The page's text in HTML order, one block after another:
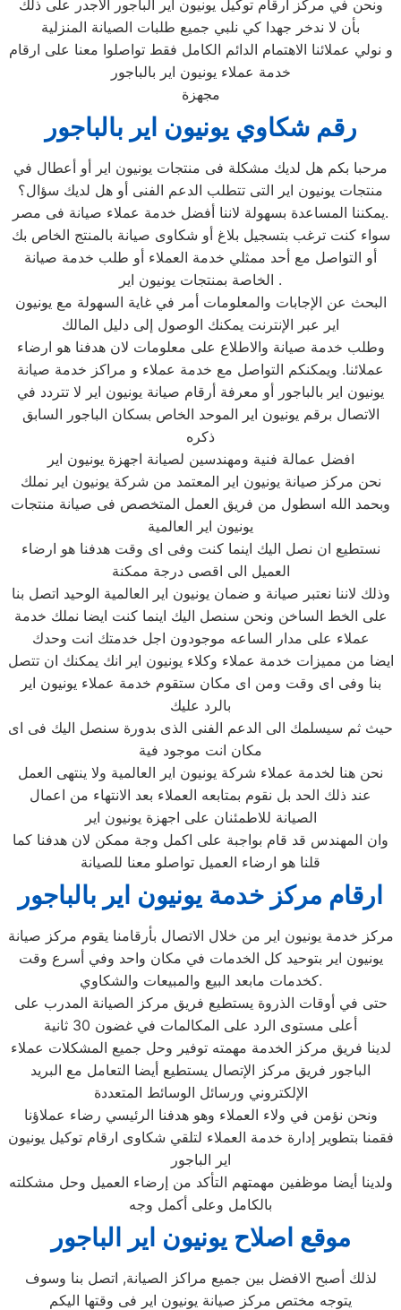
ونحن في مركز ارقام توكيل يونيون اير الباجور الاجدر على ذلك
بأن لا ندخر جهدا كي نلبي جميع طلبات الصيانة المنزلية
و نولي عملائنا الاهتمام الدائم الكامل فقط تواصلوا معنا على ارقام
خدمة عملاء يونيون اير بالباجور
مجهزة
رقم شكاوي يونيون اير بالباجور
مرحبا بكم هل لديك مشكلة فى منتجات يونيون اير أو أعطال في
منتجات يونيون اير التى تتطلب الدعم الفنى أو هل لديك سؤال؟
يمكننا المساعدة بسهولة لاننا أفضل خدمة عملاء صيانة فى مصر.
سواء كنت ترغب بتسجيل بلاغ أو شكاوى صيانة بالمنتج الخاص بك
أو التواصل مع أحد ممثلي خدمة العملاء أو طلب خدمة صيانة
الخاصة بمنتجات يونيون اير .
البحث عن الإجابات والمعلومات أمر في غاية السهولة مع يونيون
اير عبر الإنترنت يمكنك الوصول إلى دليل المالك
وطلب خدمة صيانة والاطلاع على معلومات لان هدفنا هو ارضاء
عملائنا. ويمكنكم التواصل مع خدمة عملاء و مراكز خدمة صيانة
يونيون اير بالباجور أو معرفة أرقام صيانة يونيون اير لا تتردد في
الاتصال برقم يونيون اير الموحد الخاص بسكان الباجور السابق
ذكره
افضل عمالة فنية ومهندسين لصيانة اجهزة يونيون اير
نحن مركز صيانة يونيون اير المعتمد من شركة يونيون اير نملك
وبحمد الله اسطول من فريق العمل المتخصص فى صيانة منتجات
يونيون اير العالمية
نستطيع ان نصل اليك اينما كنت وفى اى وقت هدفنا هو ارضاء
العميل الى اقصى درجة ممكنة
وذلك لاننا نعتبر صيانة و ضمان يونيون اير العالمية الوحيد اتصل بنا
على الخط الساخن ونحن سنصل اليك اينما كنت ايضا نملك خدمة
عملاء على مدار الساعه موجودون اجل خدمتك انت وحدك
ايضا من مميزات خدمة عملاء وكلاء يونيون اير انك يمكنك ان تتصل
بنا وفى اى وقت ومن اى مكان ستقوم خدمة عملاء يونيون اير
بالرد عليك
حيث ثم سيسلمك الى الدعم الفنى الذى بدورة سنصل اليك فى اى
مكان انت موجود فية
نحن هنا لخدمة عملاء شركة يونيون اير العالمية ولا ينتهى العمل
عند ذلك الحد بل نقوم بمتابعه العملاء بعد الانتهاء من اعمال
الصيانة للاطمئنان على اجهزة يونيون اير
وان المهندس قد قام بواجبة على اكمل وجة ممكن لان هدفنا كما
قلنا هو ارضاء العميل تواصلو معنا للصيانة
ارقام مركز خدمة يونيون اير بالباجور
مركز خدمة يونيون اير من خلال الاتصال بأرقامنا يقوم مركز صيانة
يونيون اير بتوحيد كل الخدمات في مكان واحد وفي أسرع وقت
كخدمات مابعد البيع والمبيعات والشكاوي.
حتى في أوقات الذروة يستطيع فريق مركز الصيانة المدرب على
أعلى مستوى الرد على المكالمات في غضون 30 ثانية
لدينا فريق مركز الخدمة مهمته توفير وحل جميع المشكلات عملاء
الباجور فريق مركز الإتصال يستطيع أيضا التعامل مع البريد
الإلكتروني ورسائل الوسائط المتعددة
ونحن نؤمن في ولاء العملاء وهو هدفنا الرئيسي رضاء عملاؤنا
فقمنا بتطوير إدارة خدمة العملاء لتلقي شكاوى ارقام توكيل يونيون
اير الباجور
ولدينا أيضا موظفين مهمتهم التأكد من إرضاء العميل وحل مشكلته
بالكامل وعلى أكمل وجه
موقع اصلاح يونيون اير الباجور
لذلك أصبح الافضل بين جميع مراكز الصيانة, اتصل بنا وسوف
يتوجه مختص مركز صيانة يونيون اير فى وقتها اليكم